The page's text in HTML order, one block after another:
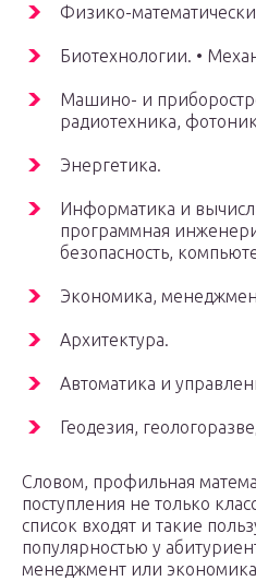
Физико-
Биотехнологии. •
Машино- и
радиотехника,
Энергетика.
Информатика и
программная
безопасность,
Экономика,
Архитектура.
Автоматика и
Геодезия,
Словом, профильная
поступления не только
список входят и такие
популярностью у
менеджмент или